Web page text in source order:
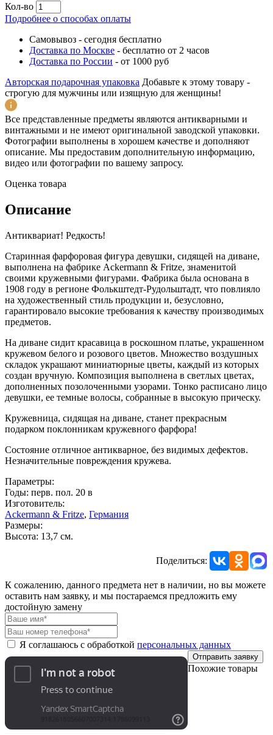
Кол-во
Подробнее о способах оплаты
Самовывоз - сегодня бесплатно
Доставка по Москве - бесплатно от 2 часов
Доставка по России - от 1000 руб
Авторская подарочная упаковка Добавьте к этому товару -
строгую для мужчины или изящную для женщины!
Все представленные предметы являются антикварными и
винтажными и не имеют оригинальной заводской упаковки.
Фотографии выполнены в хорошем качестве и дополняют
описание. Мы предоставим дополнительную информацию,
видео или фотографии по вашему запросу.
Оценка товара
Описание
Антиквариат! Редкость!
Старинная фарфоровая фигура девушки, сидящей на диване,
выполнена на фабрике Ackermann & Fritze, знаменитой
своими кружевными фигурами. Фабрика была основана в
1908 году в регионе Фолькштедт-Рудольштадт, что повлияло
на художественный стиль продукции и, безусловно,
гарантировало высокие требования к качеству производимых
предметов.
На диване сидит красавица в роскошном платье, украшенном
кружевом белого и розового цветов. Множество воздушных
складок украшают миниатюрные цветы, каждый из которых
создан вручную. Композиция выполнена в светлых цветах,
дополненных позолоченными узорами. Тонко расписано лицо
девушки, ее темные волосы, собранные в высокую прическу.
Кружевница, сидящая на диване, станет прекрасным
подарком поклонникам кружевного фарфора!
Состояние отличное антикварное, без видимых дефектов.
Незначительные повреждения кружева.
Параметры:
Годы: перв. пол. 20 в
Изготовитель:
Ackermann & Fritze, Германия
Размеры:
Высота: 13,7 см.
Поделиться:
К сожалению, данного предмета нет в наличии, но вы можете
оставить нам заявку, и мы постараемся предложить ему
достойную замену
Я соглашаюсь с обработкой персональных данных
Отправить заявку
Похожие товары